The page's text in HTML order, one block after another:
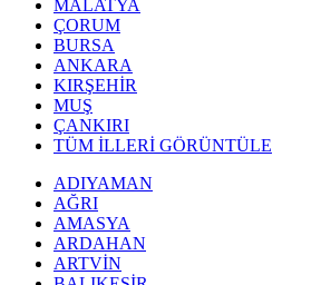
MALATYA
ÇORUM
BURSA
ANKARA
KIRŞEHİR
MUŞ
ÇANKIRI
TÜM İLLERİ GÖRÜNTÜLE
ADIYAMAN
AĞRI
AMASYA
ARDAHAN
ARTVİN